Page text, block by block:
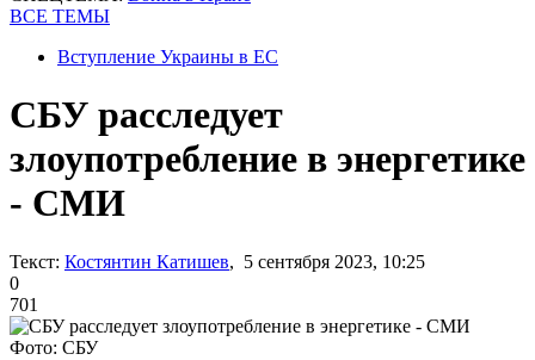
ВСЕ ТЕМЫ
Вступление Украины в ЕС
СБУ расследует
злоупотребление в энергетике
- СМИ
Текст: Костянтин Катишев, 5 сентября 2023, 10:25
0
701
Фото: СБУ